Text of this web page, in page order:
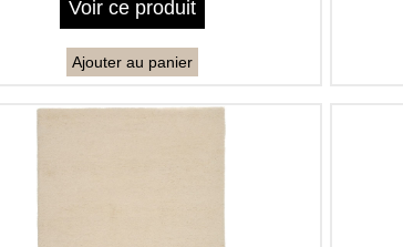
Voir ce produit
Ajouter au panier